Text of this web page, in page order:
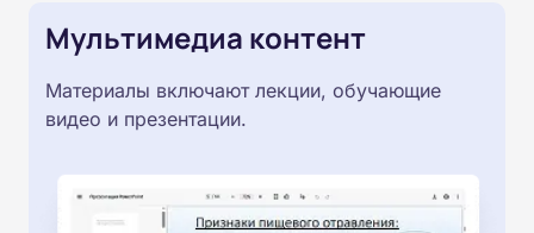
Мультимедиа контент
Материалы включают лекции, обучающие
видео и презентации.